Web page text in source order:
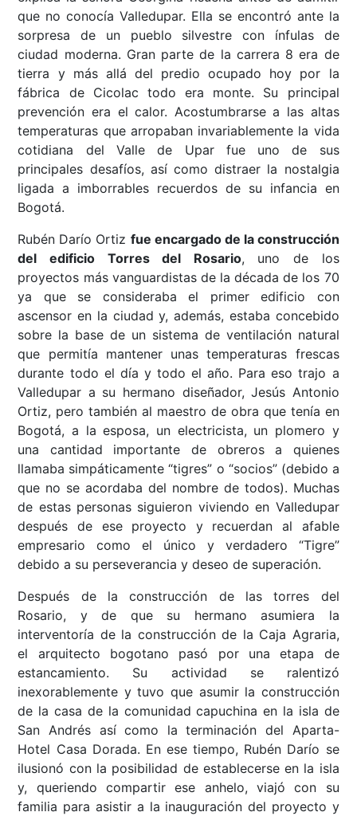
que no conocía Valledupar. Ella se encontró ante la
sorpresa de un pueblo silvestre con ínfulas de
ciudad moderna. Gran parte de la carrera 8 era de
tierra y más allá del predio ocupado hoy por la
fábrica de Cicolac todo era monte. Su principal
prevención era el calor. Acostumbrarse a las altas
temperaturas que arropaban invariablemente la vida
cotidiana del Valle de Upar fue uno de sus
principales desafíos, así como distraer la nostalgia
ligada a imborrables recuerdos de su infancia en
Bogotá.
Rubén Darío Ortiz fue encargado de la construcción
del edificio Torres del Rosario, uno de los
proyectos más vanguardistas de la década de los 70
ya que se consideraba el primer edificio con
ascensor en la ciudad y, además, estaba concebido
sobre la base de un sistema de ventilación natural
que permitía mantener unas temperaturas frescas
durante todo el día y todo el año. Para eso trajo a
Valledupar a su hermano diseñador, Jesús Antonio
Ortiz, pero también al maestro de obra que tenía en
Bogotá, a la esposa, un electricista, un plomero y
una cantidad importante de obreros a quienes
llamaba simpáticamente “tigres” o “socios” (debido a
que no se acordaba del nombre de todos). Muchas
de estas personas siguieron viviendo en Valledupar
después de ese proyecto y recuerdan al afable
empresario como el único y verdadero “Tigre”
debido a su perseverancia y deseo de superación.
Después de la construcción de las torres del
Rosario, y de que su hermano asumiera la
interventoría de la construcción de la Caja Agraria,
el arquitecto bogotano pasó por una etapa de
estancamiento. Su actividad se ralentizó
inexorablemente y tuvo que asumir la construcción
de la casa de la comunidad capuchina en la isla de
San Andrés así como la terminación del Aparta-
Hotel Casa Dorada. En ese tiempo, Rubén Darío se
ilusionó con la posibilidad de establecerse en la isla
y, queriendo compartir ese anhelo, viajó con su
familia para asistir a la inauguración del proyecto y